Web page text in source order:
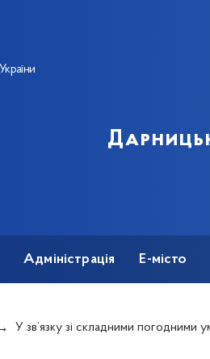
Адміністрація Е-місто
У зв’язку зі складними погодними умовами планується тимчасово заборонити в’їзд у Київ великогабаритного